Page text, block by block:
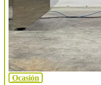
Ocasión